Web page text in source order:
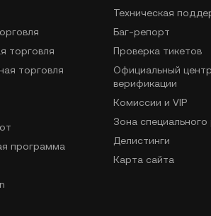
торговля
торговля
программа
Техническая
Баг-репорт
Проверка тикетов
Официальный центр
верификации
Комиссии и VIP
Зона
Делистинги
Карта сайта